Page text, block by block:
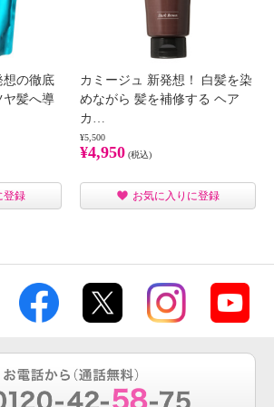
想の徹底
ヤ髪へ導
登録
カミージュ 新発想！ 白髪を染
めながら 髪を補修する ヘア
カ…
¥5,500
¥4,950 (税込)
お気に入りに登録